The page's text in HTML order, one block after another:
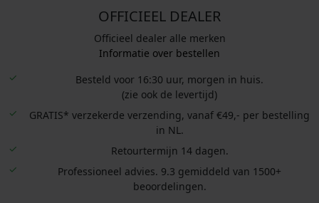
OFFICIEEL DEALER
Officieel dealer alle merken
Informatie over bestellen
Besteld voor 16:30 uur, morgen in huis.
(zie ook de levertijd)
GRATIS* verzekerde verzending, vanaf €49,- per bestelling
in NL.
Retourtermijn 14 dagen.
Professioneel advies. 9.3 gemiddeld van 1500+
beoordelingen.